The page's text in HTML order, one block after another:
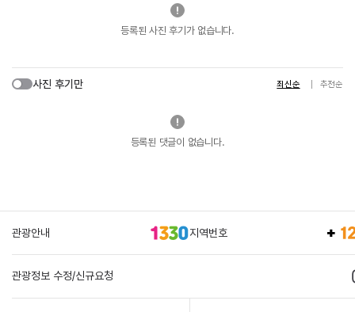
등록된 사진 후기가 없습니다.
사진 후기만 최신순 추천순
등록된 댓글이 없습니다.
관광안내 지역번호
관광정보 수정/신규요청